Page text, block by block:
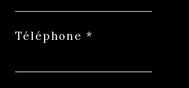
Téléphone *